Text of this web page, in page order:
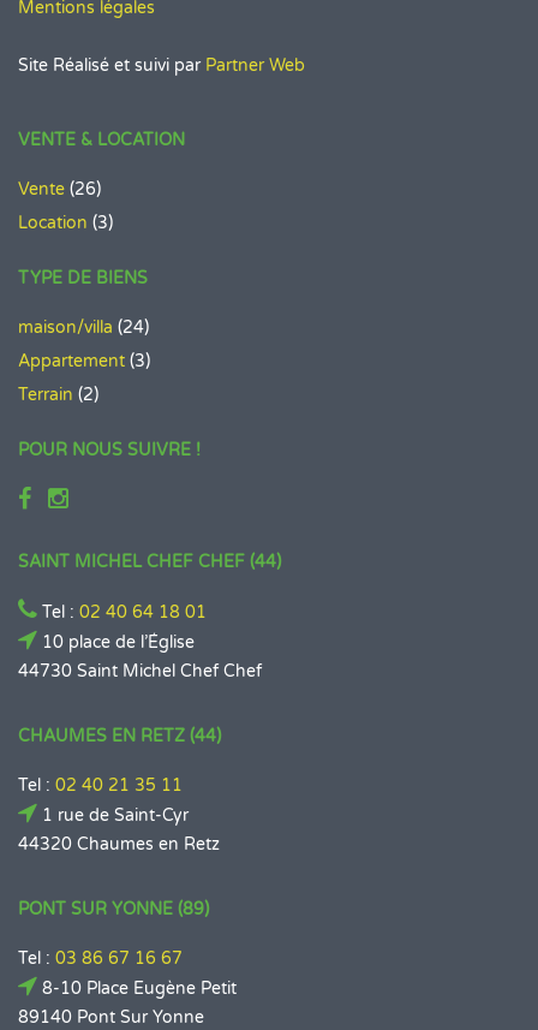
Mentions légales
Site Réalisé et suivi par Partner Web
VENTE & LOCATION
Vente (26)
Location (3)
TYPE DE BIENS
maison/villa (24)
Appartement (3)
Terrain (2)
POUR NOUS SUIVRE !
SAINT MICHEL CHEF CHEF (44)
Tel : 02 40 64 18 01
10 place de l’Église
44730 Saint Michel Chef Chef
CHAUMES EN RETZ (44)
Tel : 02 40 21 35 11
1 rue de Saint-Cyr
44320 Chaumes en Retz
PONT SUR YONNE (89)
Tel : 03 86 67 16 67
8-10 Place Eugène Petit
89140 Pont Sur Yonne